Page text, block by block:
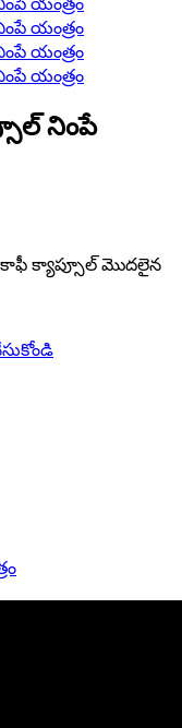
నింపే
కాఫీ క్యాప్సూల్ మొదలైన